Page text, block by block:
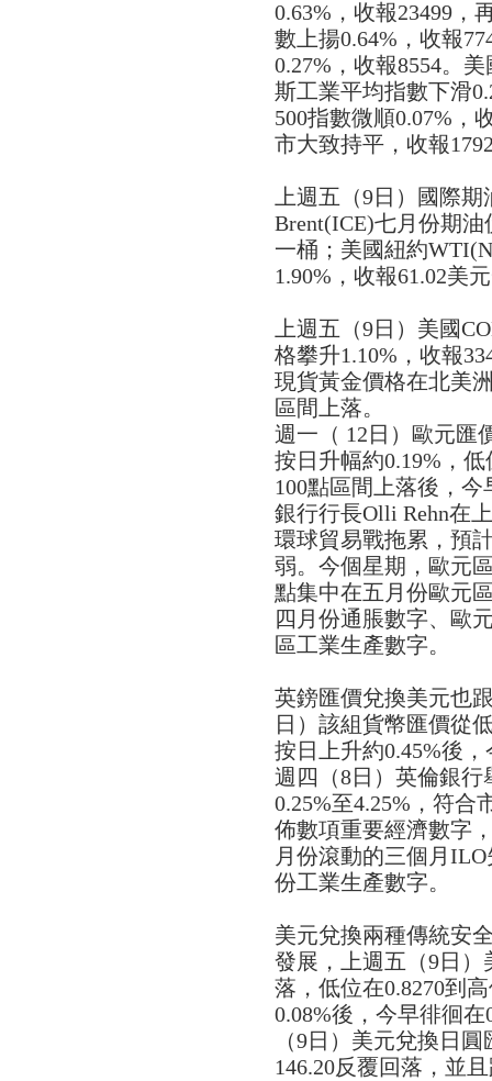
0.63%，收報23499，
數上揚0.64%，收報
0.27%，收報8554。
斯工業平均指數下滑
500指數微順0.07%，
市大致持平，收報
上週五（9日）國際
Brent(ICE)七月份期油
一桶；美國紐約
1.90%，收報61.02美
上週五（9日）美國
格攀升1.10%，收報
現貨黃金價格在北美
區間上落。
週一（ 12日）歐元匯
按日升幅約0.19%，低
100點區間上落後，
銀行行長Olli Rehn在
環球貿易戰拖累，預
弱。今個星期，歐元
點集中在五月份歐元
四月份通脹數字、歐
區工業生產數字。
英鎊匯價兌換美元也
日）該組貨幣匯價從
按日上升約0.45%後
週四（8日）英倫銀
0.25%至4.25%，符合
佈數項重要經濟數字
月份滾動的三個月
份工業生產數字。
美元兌換兩種傳統安
發展，上週五（9日
落，低位在0.8270到
0.08%後，今早徘徊
（9日）美元兌換日
146.20反覆回落，並